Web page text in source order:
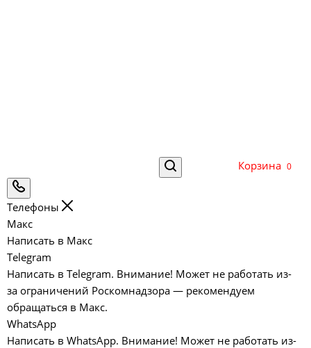
Корзина 0
Телефоны
Макс
Написать в Макс
Telegram
Написать в Telegram. Внимание! Может не работать из-
за ограничений Роскомнадзора — рекомендуем
обращаться в Макс.
WhatsApp
Написать в WhatsApp. Внимание! Может не работать из-